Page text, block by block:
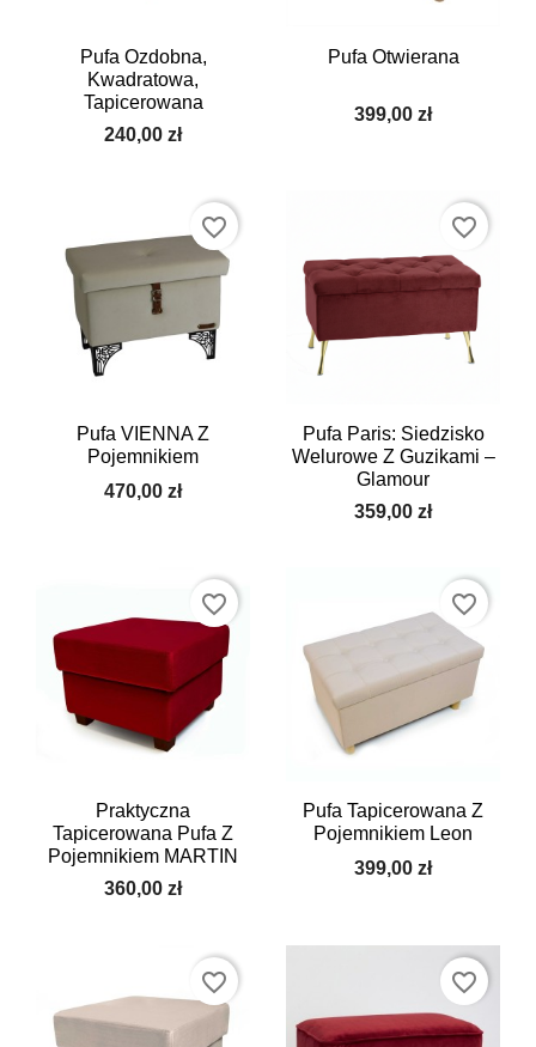
Pufa Ozdobna,
Kwadratowa,
Tapicerowana
240,00 zł
Pufa Otwierana
399,00 zł
Pufa VIENNA Z
Pojemnikiem
470,00 zł
favorite_border
Pufa Paris: Siedzisko
Welurowe Z Guzikami –
Glamour
359,00 zł
favorite_border
Praktyczna
Tapicerowana Pufa Z
Pojemnikiem MARTIN
360,00 zł
favorite_border
Pufa Tapicerowana Z
Pojemnikiem Leon
399,00 zł
favorite_border
favorite_border favorite_border